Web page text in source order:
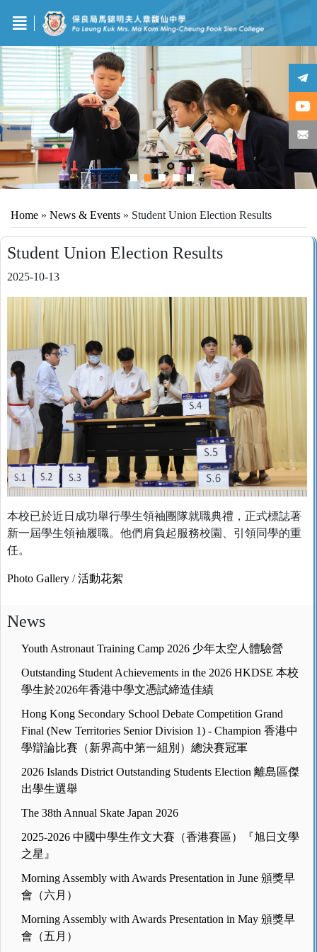
Home » News & Events » Student Union Election Results
Student Union Election Results
2025-10-13
本校已於近日成功舉行學生領袖團隊就職典禮，正式標誌著
新一屆學生領袖履職。他們肩負起服務校園、引領同學的重
任。
Photo Gallery/活動花絮
News
Youth Astronaut Training Camp 2026 少年太空人體驗營
Outstanding Student Achievements in the 2026 HKDSE 本校
學生於2026年香港中學文憑試締造佳績
Hong Kong Secondary School Debate Competition Grand
Final (New Territories Senior Division 1) - Champion 香港中
學辯論比賽（新界高中第一組別）總決賽冠軍
2026 Islands District Outstanding Students Election 離島區傑
出學生選舉
The 38th Annual Skate Japan 2026
2025-2026 中國中學生作文大賽（香港賽區）『旭日文學
之星』
Morning Assembly with Awards Presentation in June 頒獎早
會（六月）
Morning Assembly with Awards Presentation in May 頒獎早
會（五月）